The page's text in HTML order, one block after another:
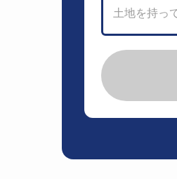
土地を持っ